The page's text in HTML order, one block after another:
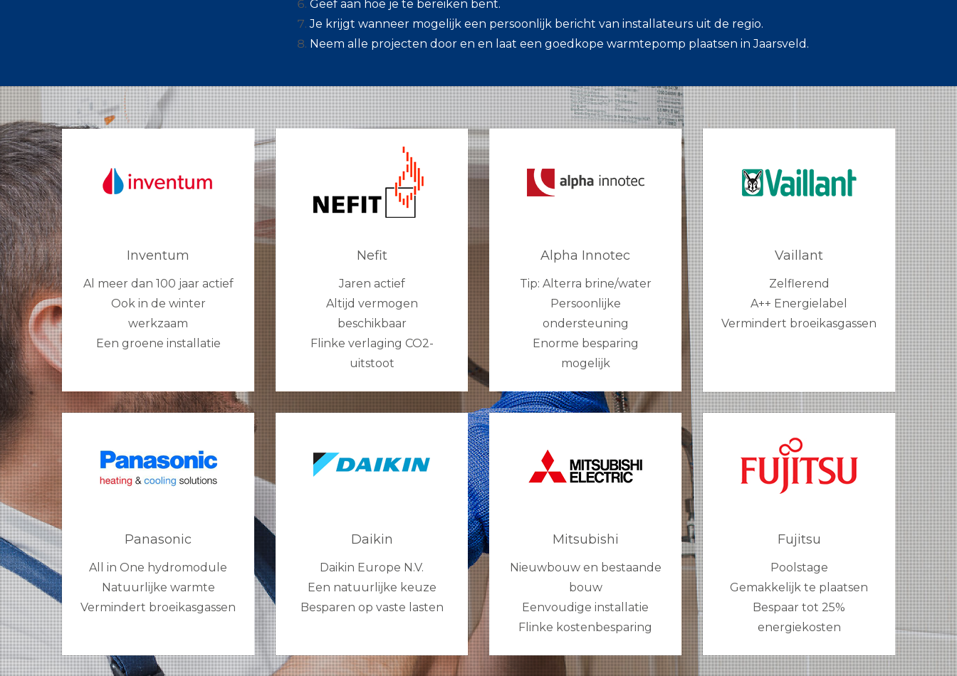
Geef aan hoe je te bereiken bent.
Je krijgt wanneer mogelijk een persoonlijk bericht van installateurs uit de regio.
Neem alle projecten door en en laat een goedkope warmtepomp plaatsen in Jaarsveld.
Inventum
Al meer dan 100 jaar actief
Ook in de winter
werkzaam
Een groene installatie
Nefit
Jaren actief
Altijd vermogen
beschikbaar
Flinke verlaging CO2-
uitstoot
Alpha Innotec
Tip: Alterra brine/water
Persoonlijke
ondersteuning
Enorme besparing
mogelijk
Vaillant
Zelflerend
A++ Energielabel
Vermindert broeikasgassen
Panasonic
All in One hydromodule
Natuurlijke warmte
Vermindert broeikasgassen
Daikin
Daikin Europe N.V.
Een natuurlijke keuze
Besparen op vaste lasten
Mitsubishi
Nieuwbouw en bestaande
bouw
Eenvoudige installatie
Flinke kostenbesparing
Fujitsu
Poolstage
Gemakkelijk te plaatsen
Bespaar tot 25%
energiekosten